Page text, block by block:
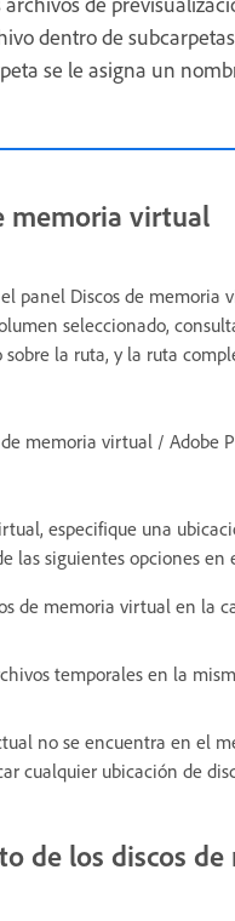
dentro de
se le asigna un
memoria virtual
panel Discos de
seleccionado,
la ruta, y la ruta
memoria virtual / Adobe
especifique una
las siguientes opciones
de memoria virtual en la
temporales en la
no se encuentra en el
cualquier ubicación de
de los discos